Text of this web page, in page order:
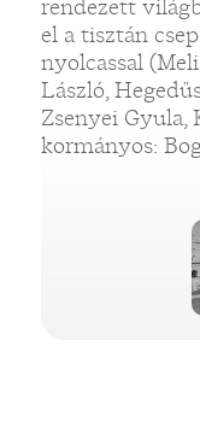
rendezett
el a tisztán
nyolcassal
László,
Zsenyei Gyula,
kormányos: